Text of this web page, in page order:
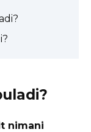
nimani